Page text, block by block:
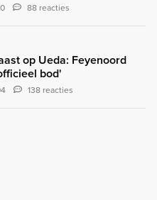
88 reacties
op Ueda: Feyenoord
bod'
138 reacties